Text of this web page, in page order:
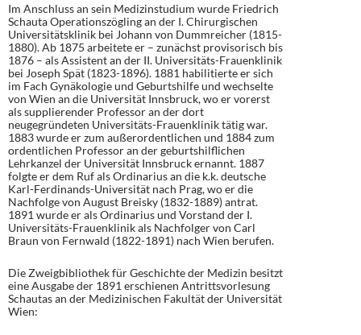
Im Anschluss an sein Medizinstudium wurde Friedrich
Schauta Operationszögling an der I. Chirurgischen
Universitätsklinik bei Johann von Dummreicher (1815-
1880). Ab 1875 arbeitete er – zunächst provisorisch bis
1876 – als Assistent an der II. Universitäts-Frauenklinik
bei Joseph Spät (1823-1896). 1881 habilitierte er sich
im Fach Gynäkologie und Geburtshilfe und wechselte
von Wien an die Universität Innsbruck, wo er vorerst
als supplierender Professor an der dort
neugegründeten Universitäts-Frauenklinik tätig war.
1883 wurde er zum außerordentlichen und 1884 zum
ordentlichen Professor an der geburtshilflichen
Lehrkanzel der Universität Innsbruck ernannt. 1887
folgte er dem Ruf als Ordinarius an die k.k. deutsche
Karl-Ferdinands-Universität nach Prag, wo er die
Nachfolge von August Breisky (1832-1889) antrat.
1891 wurde er als Ordinarius und Vorstand der I.
Universitäts-Frauenklinik als Nachfolger von Carl
Braun von Fernwald (1822-1891) nach Wien berufen.
Die Zweigbibliothek für Geschichte der Medizin besitzt
eine Ausgabe der 1891 erschienen Antrittsvorlesung
Schautas an der Medizinischen Fakultät der Universität
Wien: